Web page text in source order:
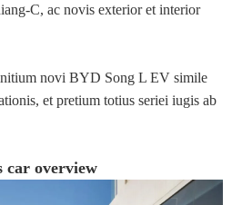
C, ac novis exterior et interior
novi BYD Song L EV simile
et pretium totius seriei iugis ab
car overview